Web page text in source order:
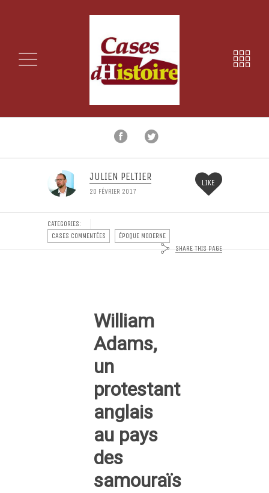
JULIEN PELTIER
20 FÉVRIER 2017
LIKE
CATEGORIES:
CASES COMMENTÉES
ÉPOQUE MODERNE
SHARE THIS PAGE
William
Adams,
un
protestant
anglais
au pays
des
samouraïs